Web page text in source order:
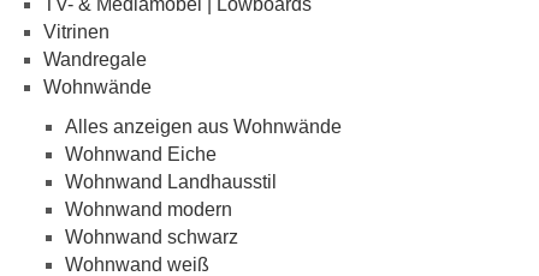
Vitrinen
Wandregale
Wohnwände
Alles anzeigen aus Wohnwände
Wohnwand Eiche
Wohnwand Landhausstil
Wohnwand modern
Wohnwand schwarz
Wohnwand weiß